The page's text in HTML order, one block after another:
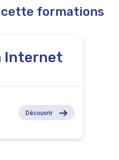
formations
Internet
Découvrir